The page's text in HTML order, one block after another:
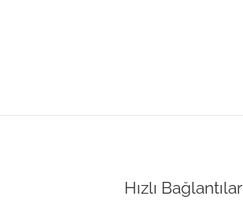
Hızlı Bağlantılar